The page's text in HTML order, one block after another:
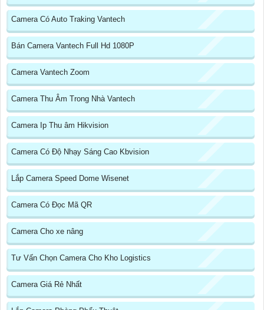
Camera Có Auto Traking Vantech
Bán Camera Vantech Full Hd 1080P
Camera Vantech Zoom
Camera Thu Âm Trong Nhà Vantech
Camera Ip Thu âm Hikvision
Camera Có Độ Nhạy Sáng Cao Kbvision
Lắp Camera Speed Dome Wisenet
Camera Có Đọc Mã QR
Camera Cho xe nâng
Tư Vấn Chọn Camera Cho Kho Logistics
Camera Giá Rẻ Nhất